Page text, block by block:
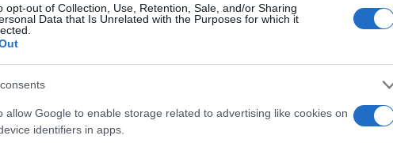
opt-out of Collection, Use, Retention, Sale, and/or Sharing
Data that Is Unrelated with the Purposes for which it
allow Google to enable storage related to advertising like cookies on
identifiers in apps.